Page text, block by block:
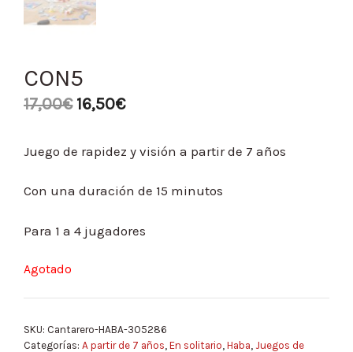
CON5
17,00€ 16,50€
Juego de rapidez y visión a partir de 7 años
Con una duración de 15 minutos
Para 1 a 4 jugadores
Agotado
SKU: Cantarero-HABA-305286
Categorías: A partir de 7 años En solitario Haba Juegos de